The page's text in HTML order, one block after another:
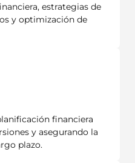
estrategias de
y optimización de
financiera
y asegurando la
plazo.